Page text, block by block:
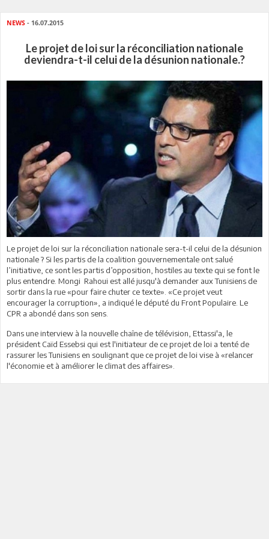
NEWS - 16.07.2015
Le projet de loi sur la réconciliation nationale
deviendra-t-il celui de la désunion nationale.?
Le projet de loi sur la réconciliation nationale sera-t-il celui de la désunion
nationale ? Si les partis de la coalition gouvernementale ont salué
l’initiative, ce sont les partis d’opposition, hostiles au texte qui se font le
plus entendre. Mongi Rahoui est allé jusqu'à demander aux Tunisiens de
sortir dans la rue «pour faire chuter ce texte». «Ce projet veut
encourager la corruption», a indiqué le député du Front Populaire. Le
CPR a abondé dans son sens.
Dans une interview à la nouvelle chaîne de télévision, Ettassi'a, le
président Caïd Essebsi qui est l'initiateur de ce projet de loi a tenté de
rassurer les Tunisiens en soulignant que ce projet de loi vise à «relancer
l'économie et à améliorer le climat des affaires».